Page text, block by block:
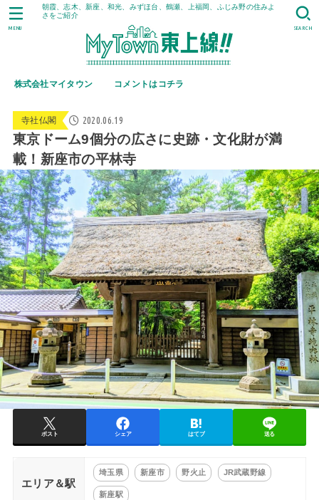
朝霞、志木、新座、和光、みずほ台、鶴瀬、上福岡、ふじみ野の住みよ
さをご紹介
株式会社マイタウン コメントはコチラ
SEARCH
MENU
寺社仏閣 2020.06.19
東京ドーム9個分の広さに史跡・文化財が満
載！新座市の平林寺
ポスト シェア はてブ 送る
エリア＆駅
埼玉県 新座市 野火止 JR武蔵野線
新座駅